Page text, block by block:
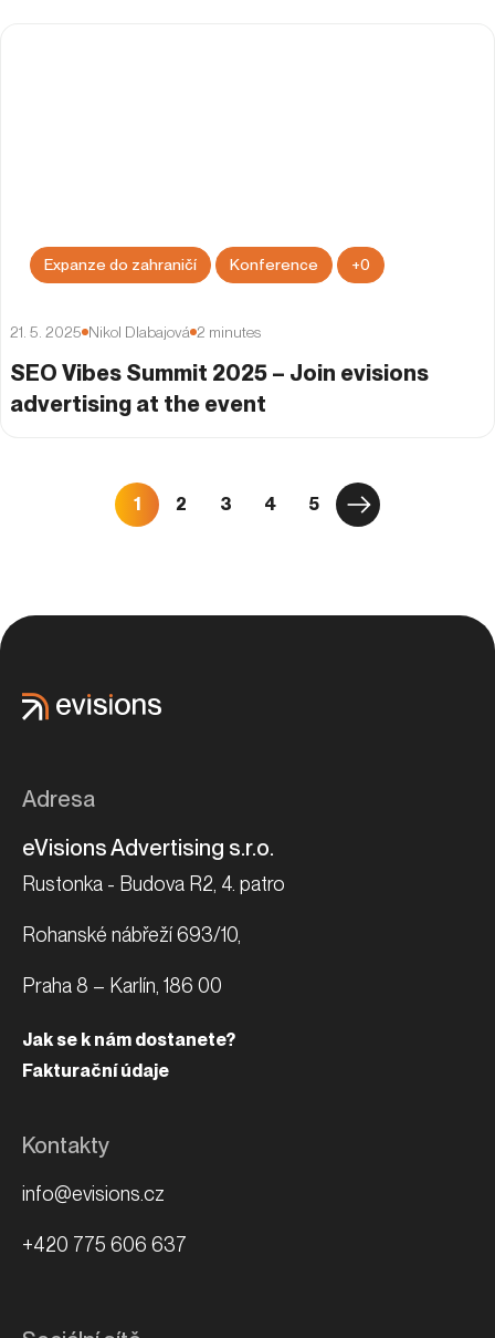
21. 5. 2025 Nikol Dlabajová 2 minutes
SEO Vibes Summit 2025 – Join evisions
advertising at the event
Expanze do zahraničí Konference +0
1 2 3 4 5
Adresa
eVisions Advertising s.r.o.
Rustonka - Budova R2, 4. patro
Rohanské nábřeží 693/10,
Praha 8 – Karlín, 186 00
Jak se k nám dostanete?
Fakturační údaje
Kontakty
info@evisions.cz
+420 775 606 637